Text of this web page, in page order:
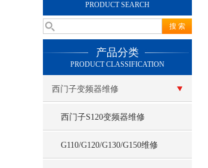
PRODUCT SEARCH
产品分类
PRODUCT CLASSIFICATION
西门子变频器维修
西门子S120变频器维修
G110/G120/G130/G150维修